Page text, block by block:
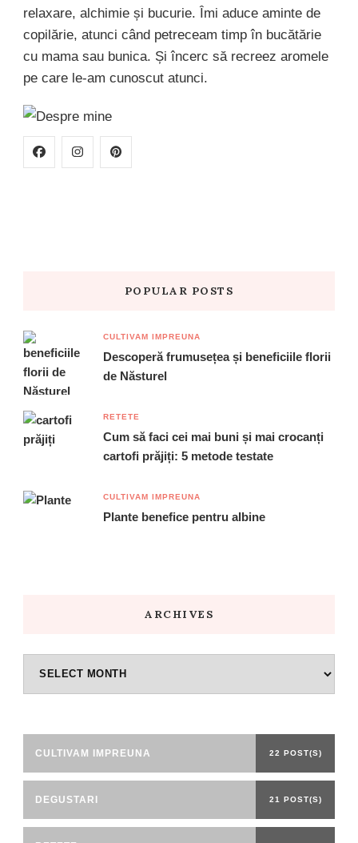
relaxare, alchimie și bucurie. Îmi aduce aminte de
copilărie, atunci când petreceam timp în bucătărie
cu mama sau bunica. Și încerc să recreez aromele
pe care le-am cunoscut atunci.
POPULAR POSTS
CULTIVAM IMPREUNA
Descoperă frumusețea și beneficiile florii
de Năsturel
RETETE
Cum să faci cei mai buni și mai crocanți
cartofi prăjiți: 5 metode testate
CULTIVAM IMPREUNA
Plante benefice pentru albine
ARCHIVES
CULTIVAM IMPREUNA 22 POST(S)
DEGUSTARI 21 POST(S)